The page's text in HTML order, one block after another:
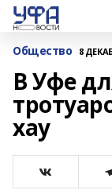
Общество 8
В Уфе
хау